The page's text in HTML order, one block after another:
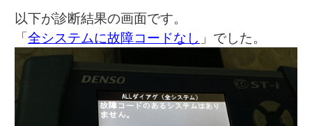
以下が診断結果の画面です。
「全システムに故障コードなし 」でした。